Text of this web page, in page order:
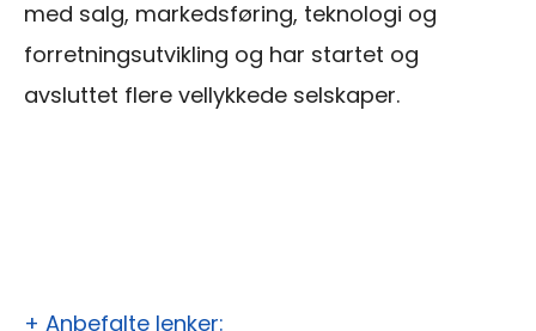
med salg, markedsføring, teknologi og
forretningsutvikling og har startet og
avsluttet flere vellykkede selskaper.
+ Anbefalte lenker: